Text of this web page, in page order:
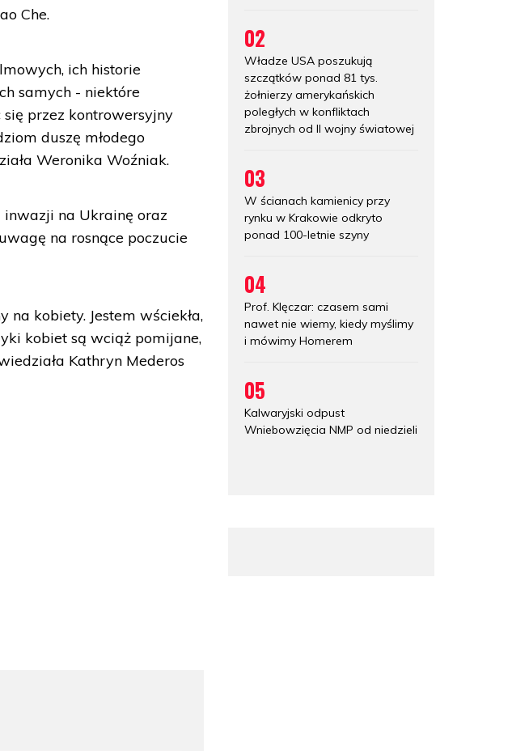
Che.
ich historie
samych - niektóre
przez kontrowersyjny
duszę młodego
Weronika Woźniak.
inwazji na Ukrainę oraz
na rosnące poczucie
na kobiety. Jestem wściekła,
kobiet są wciąż pomijane,
Kathryn Mederos
02
Władze USA poszukują
szczątków ponad 81 tys.
żołnierzy amerykańskich
poległych w konfliktach
zbrojnych od II wojny światowej
03
W ścianach kamienicy przy
rynku w Krakowie odkryto
ponad 100-letnie szyny
04
Prof. Klęczar: czasem sami
nawet nie wiemy, kiedy myślimy
i mówimy Homerem
05
Kalwaryjski odpust
Wniebowzięcia NMP od niedzieli